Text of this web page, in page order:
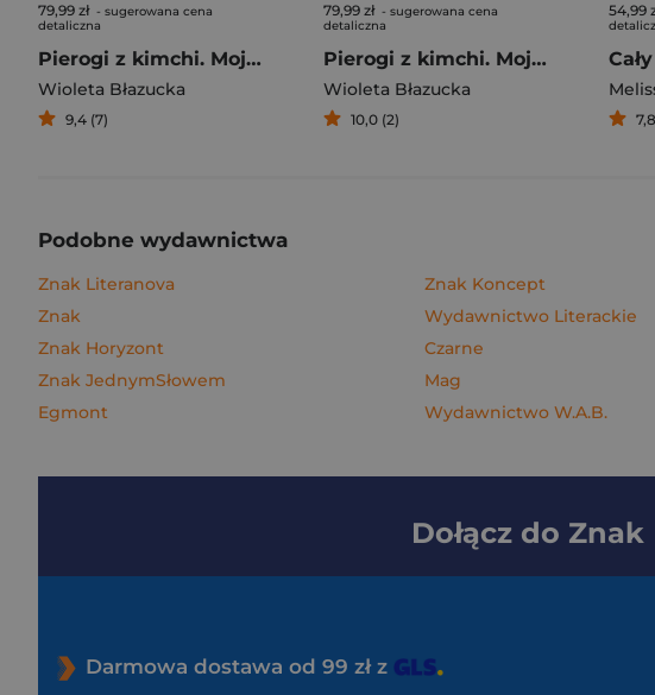
79,99 zł - sugerowana cena
detaliczna
Pierogi z kimchi. Moje ulubione azjatyckie przepisy
Wioleta Błazucka
9,4 (7)
79,99 zł - sugerowana cena
detaliczna
Pierogi z kimchi. Moje ulubione azjatyckie przepisy - książka z autografem
Wioleta Błazucka
10,0 (2)
54,99
Podobne wydawnictwa
Znak Literanova
Znak
Znak Horyzont
Znak JednymSłowem
Egmont
Znak Koncept
Wydawnictwo Literackie
Czarne
Mag
Wydawnictwo W.A.B.
Dołącz do Znak
Darmowa dostawa od 99 zł z